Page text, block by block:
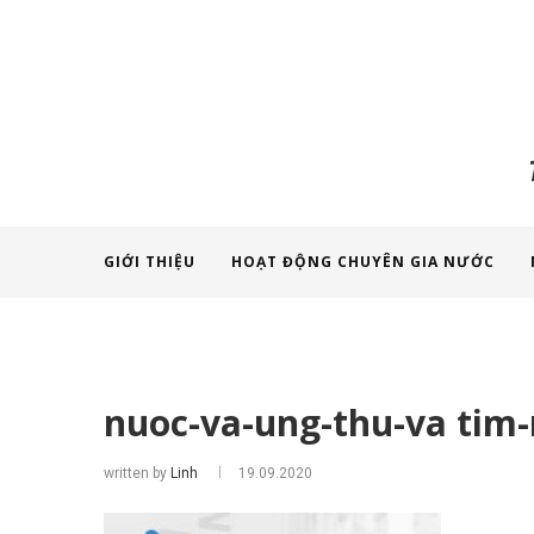
GIỚI THIỆU HOẠT ĐỘNG CHUYÊN GIA NƯỚC
nuoc-va-ung-thu-va
written by Linh 19.09.2020